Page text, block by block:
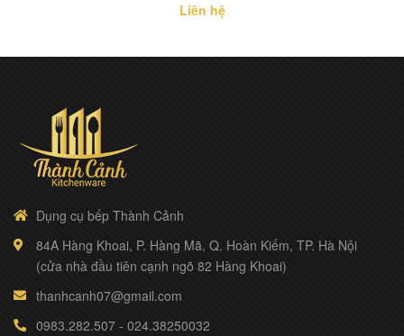
Liên hệ
Dụng cụ bếp Thành Cảnh
84A Hàng Khoai, P. Hàng Mã, Q. Hoàn Kiếm, TP. Hà Nội
(cửa nhà đầu tiên cạnh ngõ 82 Hàng Khoai)
thanhcanh07@gmail.com
0983.282.507 - 024.38250032